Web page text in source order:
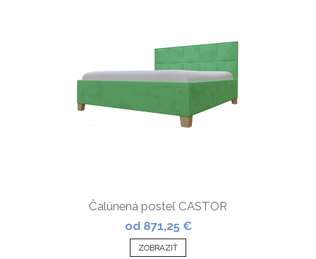
Čalúnená posteľ CASTOR
od 871,25 €
ZOBRAZIŤ